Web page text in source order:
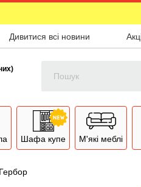
Дивитися всі новини
Шафа купе М'які меблі